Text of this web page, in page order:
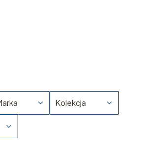
Kolekcja